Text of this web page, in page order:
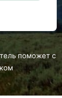
поможет с